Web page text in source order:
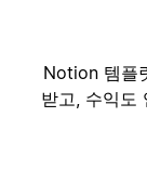
Notion 템플
받고, 수익도